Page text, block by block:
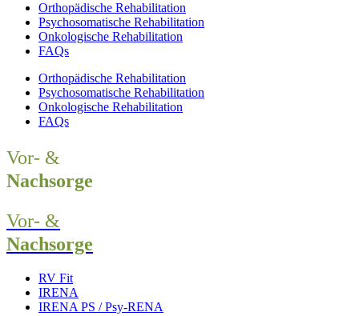
Orthopädische Rehabilitation
Psychosomatische Rehabilitation
Onkologische Rehabilitation
FAQs
Orthopädische Rehabilitation
Psychosomatische Rehabilitation
Onkologische Rehabilitation
FAQs
Vor- &
Nachsorge
Vor- &
Nachsorge
RV Fit
IRENA
IRENA PS / Psy-RENA